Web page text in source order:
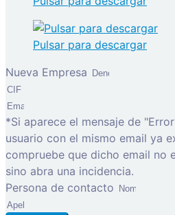
Pulsar para descargar
Nueva Empresa
*Si aparece el mensaje de
usuario con el mismo email ya
compruebe que dicho email no
sino abra una incidencia.
Persona de contacto